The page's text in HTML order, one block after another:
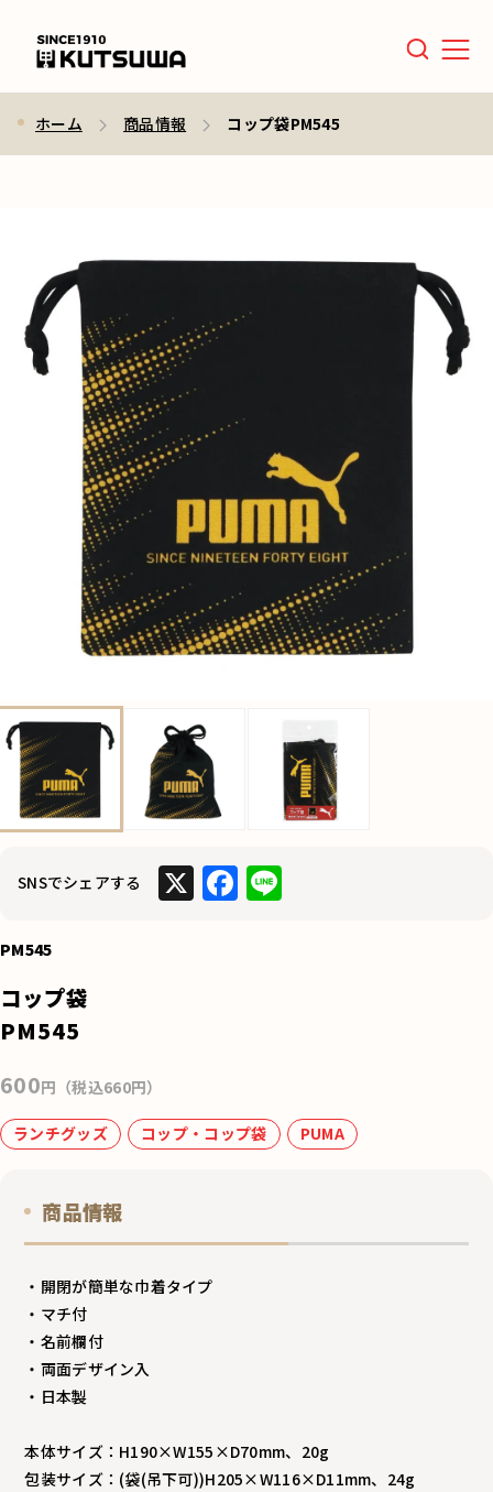
Menu
ホーム 商品情報 コップ袋PM545
SNSでシェアする X F
k
Li
PM545
コップ袋
PM545
600円（税込660円）
ランチグッズ コップ・コップ袋 PUMA
商品情報
・開閉が簡単な巾着タイプ
・マチ付
・名前欄付
・両面デザイン入
・日本製
本体サイズ：H190×W155×D70mm、20g
包装サイズ：(袋(吊下可))H205×W116×D11mm、24g